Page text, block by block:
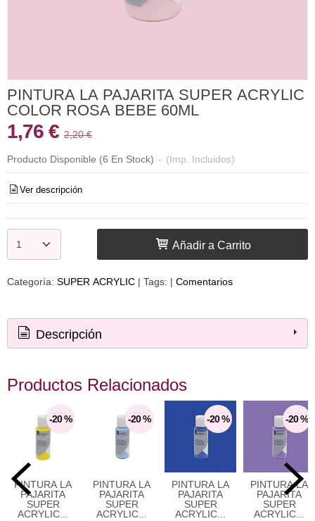
PINTURA LA PAJARITA SUPER ACRYLIC
COLOR ROSA BEBE 60ML
1,76 € 2,20 €
Producto Disponible (6 En Stock) - (Imp. Incluidos)
Ver descripción
Añadir a Carrito
Categoría: SUPER ACRYLIC | Tags: | Comentarios
Descripción
Productos Relacionados
-20 %
PINTURA LA
PAJARITA
SUPER
ACRYLIC...
-20 %
PINTURA LA
PAJARITA
SUPER
ACRYLIC...
-20 %
PINTURA LA
PAJARITA
SUPER
ACRYLIC...
-20 %
PINTURA LA
PAJARITA
SUPER
ACRYLIC...